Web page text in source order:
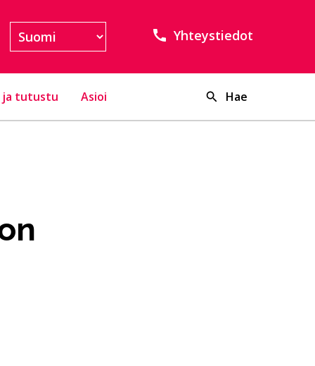
Yhteystiedot
ja tutustu Asioi Hae